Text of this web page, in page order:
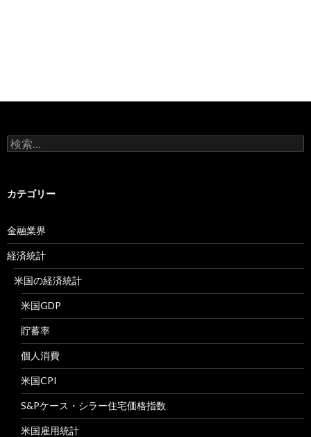
検
索:
カテゴリー
金融業界
経済統計
米国の経済統計
米国GDP
貯蓄率
個人消費
米国CPI
S&Pケース・シラー住宅価格指数
米国雇用統計